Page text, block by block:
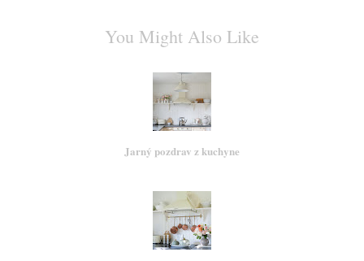
You Might Also Like
Jarný pozdrav z kuchyne